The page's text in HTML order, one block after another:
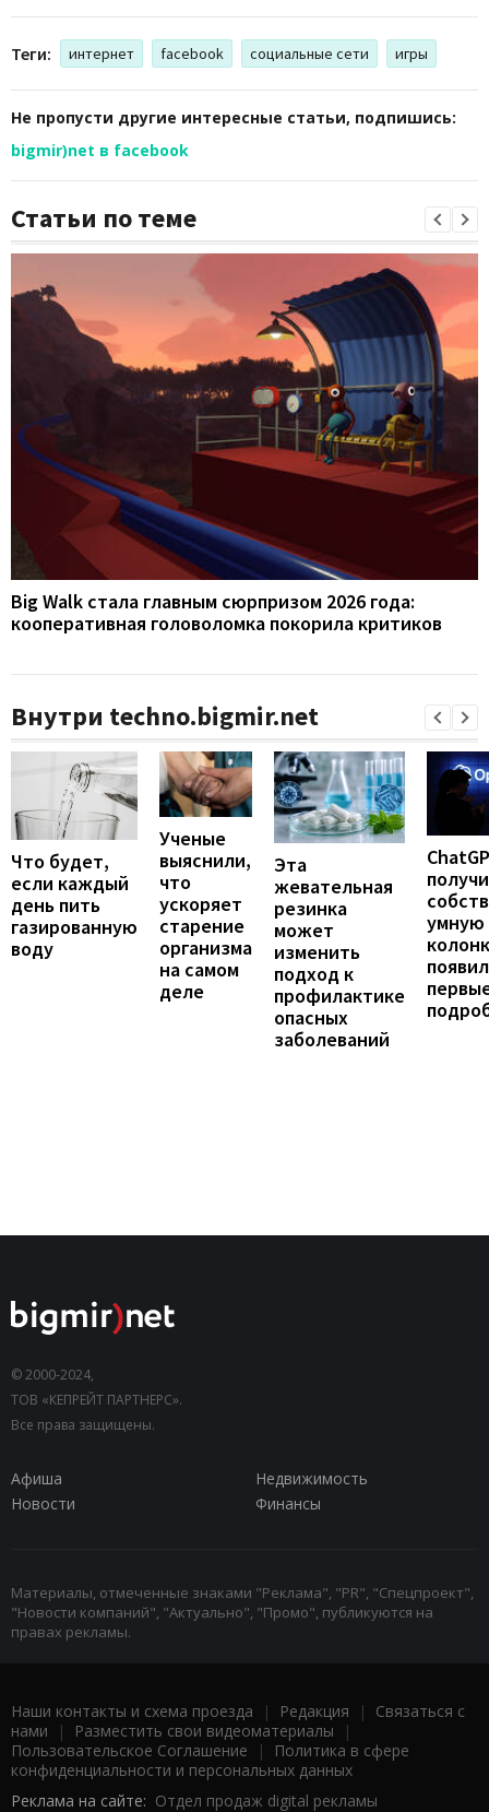
Теги: интернет facebook социальные сети игры
Не пропусти другие интересные статьи, подпишись:
bigmir)net в facebook
Статьи по теме
Big Walk стала главным сюрпризом 2026 года:
кооперативная головоломка покорила критиков
Внутри techno.bigmir.net
Что будет,
если каждый
день пить
газированную
воду
Ученые
выяснили,
что
ускоряет
старение
организма
на самом
деле
Эта
жевательная
резинка
может
изменить
подход к
профилактике
опасных
заболеваний
умную
© 2000-2024,
ТОВ «КЕПРЕЙТ ПАРТНЕРС».
Все права защищены.
Афиша
Недвижимость
Новости
Финансы
Материалы, отмеченные знаками "Реклама", "PR", "Спецпроект",
"Новости компаний", "Актуально", "Промо", публикуются на
правах рекламы.
Наши контакты и схема проезда | Редакция | Связаться с
нами | Разместить свои видеоматериалы |
Пользовательское Соглашение |
Политика в сфере
конфиденциальности и персональных данных
Реклама на сайте: Отдел продаж digital рекламы